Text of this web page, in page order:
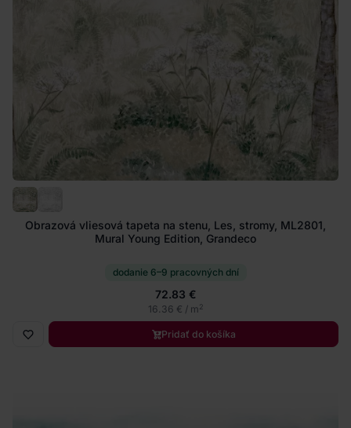
Obrazová vliesová tapeta na stenu, Les, stromy, ML2801,
Mural Young Edition, Grandeco
dodanie 6–9 pracovných dní
72.83 €
16.36 € / m2
Pridať do košíka